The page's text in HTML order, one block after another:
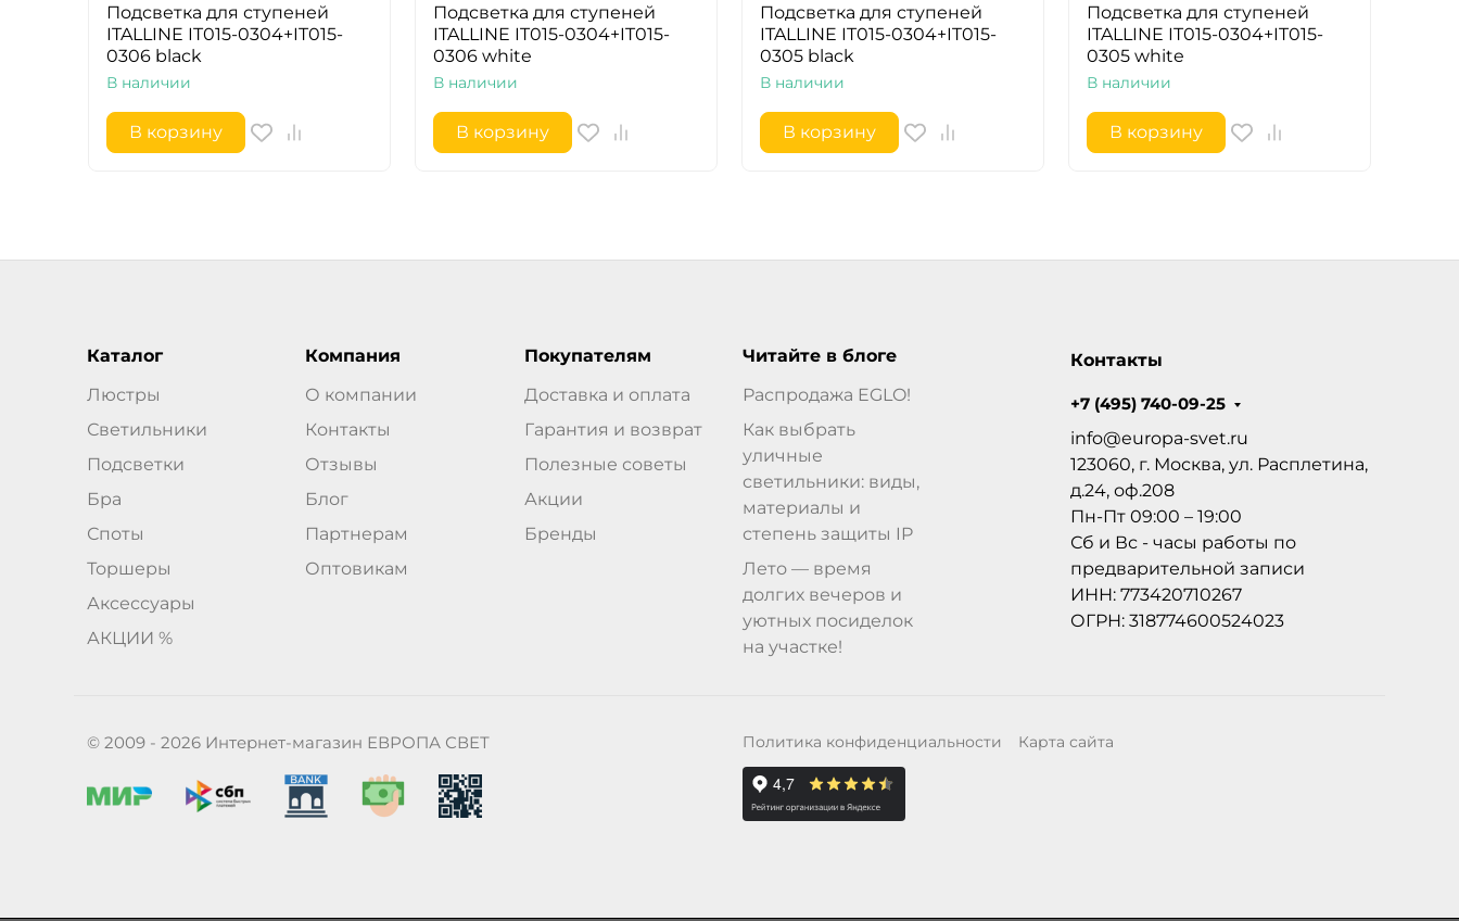
Подсветка для ступеней
ITALLINE IT015-0304+IT015-
0306 black
В наличии
В корзину
Подсветка для ступеней
ITALLINE IT015-0304+IT015-
0306 white
В наличии
В корзину
Подсветка для ступеней
ITALLINE IT015-0304+IT015-
0305 black
В наличии
В корзину
Подсветка для ступеней
ITALLINE IT015-0304+IT015-
0305 white
В наличии
В корзину
Каталог
Люстры
Светильники
Подсветки
Бра
Споты
Торшеры
Аксессуары
АКЦИИ %
Компания
О компании
Контакты
Отзывы
Блог
Партнерам
Оптовикам
Покупателям
Доставка и оплата
Гарантия и возврат
Полезные советы
Акции
Бренды
Читайте в блоге
Распродажа EGLO!
Как выбрать
уличные
светильники: виды,
материалы и
степень защиты IP
Лето — время
долгих вечеров и
уютных посиделок
на участке!
Контакты
+7 (495) 740-09-25
info@europa-svet.ru
123060, г. Москва, ул. Расплетина,
д.24, оф.208
Пн-Пт 09:00 – 19:00
Сб и Вс - часы работы по
предварительной записи
ИНН: 773420710267
ОГРН: 318774600524023
© 2009 - 2026 Интернет-магазин ЕВРОПА СВЕТ Политика конфиденциальности Карта сайта